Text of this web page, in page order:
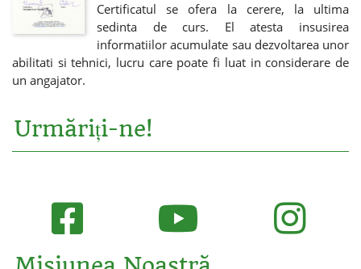
Certificatul se ofera la cerere, la ultima
sedinta de curs. El atesta insusirea
informatiilor acumulate sau dezvoltarea unor
abilitati si tehnici, lucru care poate fi luat in considerare de
un angajator.
Urmăriți-ne!